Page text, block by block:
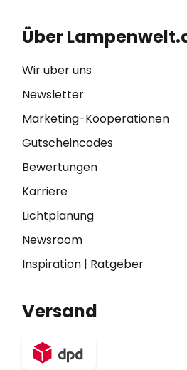
Über
Wir über uns
Newsletter
Marketing-Kooperationen
Gutscheincodes
Bewertungen
Karriere
Lichtplanung
Newsroom
Inspiration| Ratgeber
Versand